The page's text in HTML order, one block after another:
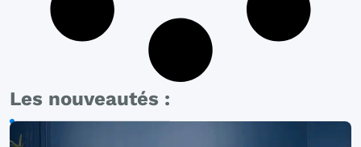
Les nouveautés :